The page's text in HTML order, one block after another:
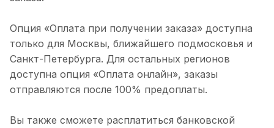
Опция «Оплата при получении заказа» доступна
только для Москвы, ближайшего подмосковья и
Санкт-Петербурга. Для остальных регионов
доступна опция «Оплата онлайн», заказы
отправляются после 100% предоплаты.
Вы также сможете расплатиться банковской